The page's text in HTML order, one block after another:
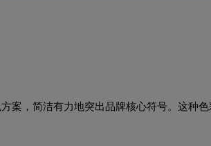
，简洁有力地突出品牌核心符号。这种